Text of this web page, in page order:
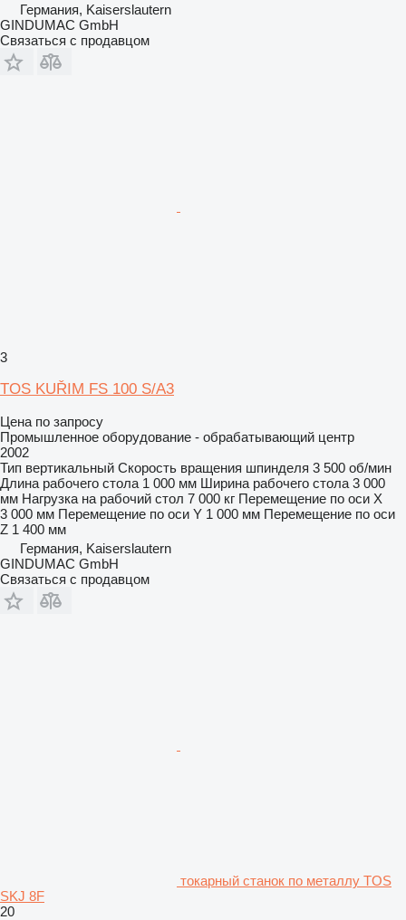
Германия, Kaiserslautern
GINDUMAC GmbH
Связаться с продавцом
3
TOS KUŘIM FS 100 S/A3
Цена по запросу
Промышленное оборудование - обрабатывающий центр
2002
Тип вертикальный Скорость вращения шпинделя 3 500 об/мин
Длина рабочего стола 1 000 мм Ширина рабочего стола 3 000
мм Нагрузка на рабочий стол 7 000 кг Перемещение по оси X
3 000 мм Перемещение по оси Y 1 000 мм Перемещение по оси
Z 1 400 мм
Германия, Kaiserslautern
GINDUMAC GmbH
Связаться с продавцом
токарный станок по металлу TOS
SKJ 8F
20